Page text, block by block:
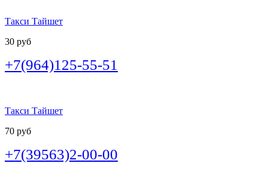
Такси Тайшет
30 руб
+7(964)125-55-51
Такси Тайшет
70 руб
+7(39563)2-00-00